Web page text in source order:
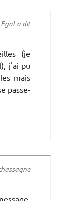
a dit
(je
j'ai pu
mais
passe-